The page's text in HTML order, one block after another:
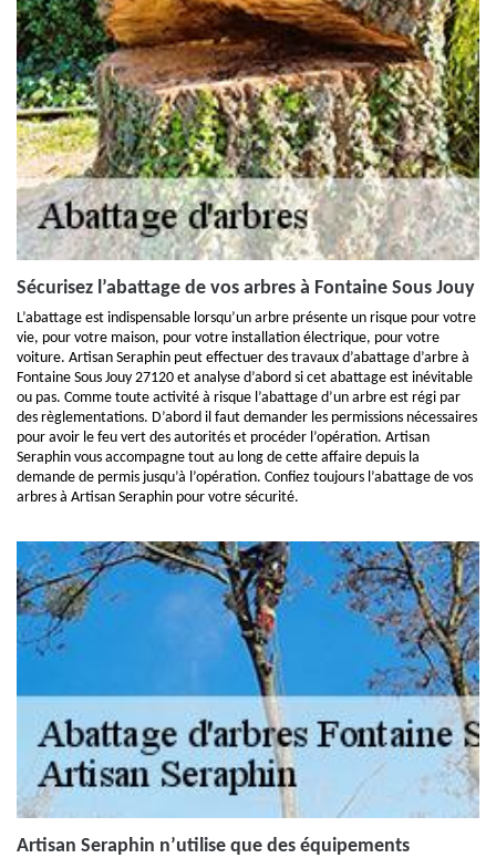
Sécurisez l’abattage de vos arbres à Fontaine Sous Jouy
L’abattage est indispensable lorsqu’un arbre présente un risque pour votre
vie, pour votre maison, pour votre installation électrique, pour votre
voiture. Artisan Seraphin peut effectuer des travaux d’abattage d’arbre à
Fontaine Sous Jouy 27120 et analyse d’abord si cet abattage est inévitable
ou pas. Comme toute activité à risque l’abattage d’un arbre est régi par
des règlementations. D’abord il faut demander les permissions nécessaires
pour avoir le feu vert des autorités et procéder l’opération. Artisan
Seraphin vous accompagne tout au long de cette affaire depuis la
demande de permis jusqu’à l’opération. Confiez toujours l’abattage de vos
arbres à Artisan Seraphin pour votre sécurité.
Artisan Seraphin n’utilise que des équipements